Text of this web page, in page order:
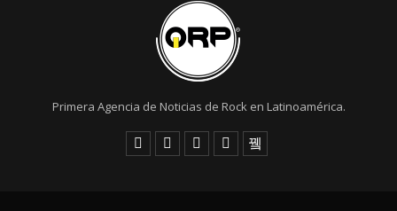
Primera Agencia de Noticias de Rock en Latinoamérica.